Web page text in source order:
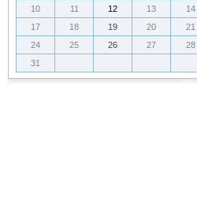
10
11 12 13 14
17
18 19 20 21
24
25 26 27 28
31